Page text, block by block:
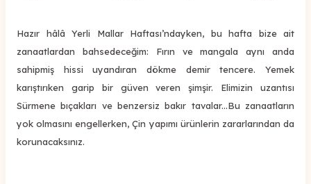
Hazır hâlâ Yerli Mallar Haftası’ndayken, bu hafta bize ait
zanaatlardan bahsedeceğim: Fırın ve mangala aynı anda
sahipmiş hissi uyandıran dökme demir tencere. Yemek
karıştırıken garip bir güven veren şimşir. Elimizin uzantısı
Sürmene bıçakları ve benzersiz bakır tavalar...Bu zanaatların
yok olmasını engellerken, Çin yapımı ürünlerin zararlarından da
korunacaksınız.